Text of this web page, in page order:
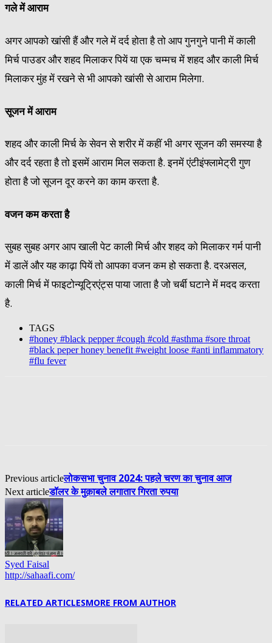
गले में आराम
अगर आपको खांसी हैं और गले में दर्द होता है तो आप गुनगुने पानी में काली
मिर्च पाउडर और शहद मिलाकर पियें या एक चम्‍मच में शहद और काली मिर्च
मिलाकर मुंह में रखने से भी आपको खांसी से आराम मिलेगा.
सूजन में आराम
शहद और काली मिर्च के सेवन से शरीर में कहीं भी अगर सूजन की समस्‍या है
और दर्द रहता है तो इसमें आराम मिल सकता है. इनमें एंटीइंफ्लामेट्री गुण
होता है जो सूजन दूर करने का काम करता है.
वजन कम करता है
सुबह सुबह अगर आप खाली पेट काली मिर्च और शहद को मिलाकर गर्म पानी
में डालें और यह काढ़ा पियें तो आपका वजन कम हो सकता है. दरअसल,
काली मिर्च में फाइटोन्‍यूट्रिएंट्स पाया जाता है जो चर्बी घटाने में मदद करता
है.
TAGS
#honey #black pepper #cough #cold #asthma #sore throat
#black peper honey benefit #weight loose #anti inflammatory
#flu fever
Previous articleलोकसभा चुनाव 2024: पहले चरण का चुनाव आज
Next articleडॉलर के मुक़ाबले लगातार गिरता रुपया
Syed Faisal
http://sahaafi.com/
RELATED ARTICLESMORE FROM AUTHOR